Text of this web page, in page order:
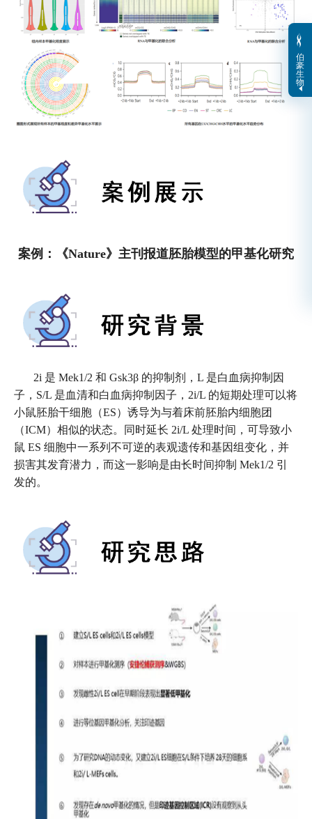
案例：《Nature》主刊报道胚胎模型的甲基化研究
2i 是 Mek1/2 和 Gsk3β 的抑制剂，L 是白血病抑制因
子，S/L 是血清和白血病抑制因子，2i/L 的短期处理可以将
小鼠胚胎干细胞（ES）诱导为与着床前胚胎内细胞团
（ICM）相似的状态。同时延长 2i/L 处理时间，可导致小
鼠 ES 细胞中一系列不可逆的表观遗传和基因组变化，并
损害其发育潜力，而这一影响是由长时间抑制 Mek1/2 引
发的。
伯
豪
生
物